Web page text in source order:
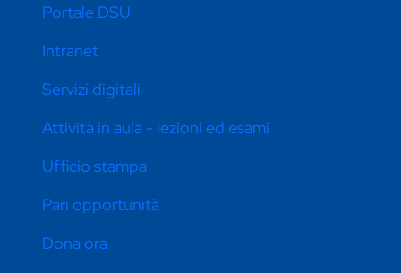
Portale DSU
Intranet
Servizi digitali
Attività in aula - lezioni ed esami
Ufficio stampa
Pari opportunità
Dona ora